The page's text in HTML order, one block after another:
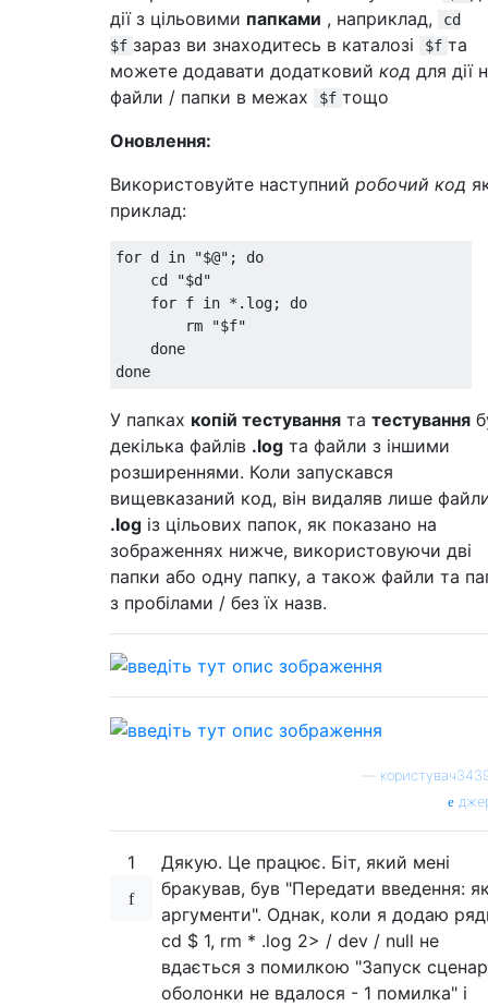
дії з цільовими папками , наприклад,
cd
$f зараз ви знаходитесь в каталозі $f та
можете додавати додатковий код для дії
файли / папки в межах
$f тощо
Оновлення:
Використовуйте наступний робочий код
приклад:
for d in "$@" ;
do
    cd
"$d"
for f in *. log;
do
        rm
"$f"
done
done
У папках копій тестування та тестування
декілька файлів .log та файли з іншими
розширеннями. Коли запускався
вищевказаний код, він видаляв лише
.log із цільових папок, як показано на
зображеннях нижче, використовуючи дві
папки або одну папку, а також файли та
з пробілами / без їх назв.
1
Дякую. Це працює. Біт, який мені
бракував, був "Передати введення:
аргументи". Однак, коли я додаю
cd $ 1, rm * .log 2> / dev / null не
вдається з помилкою "Запуск
оболонки не вдалося - 1 помилка" і